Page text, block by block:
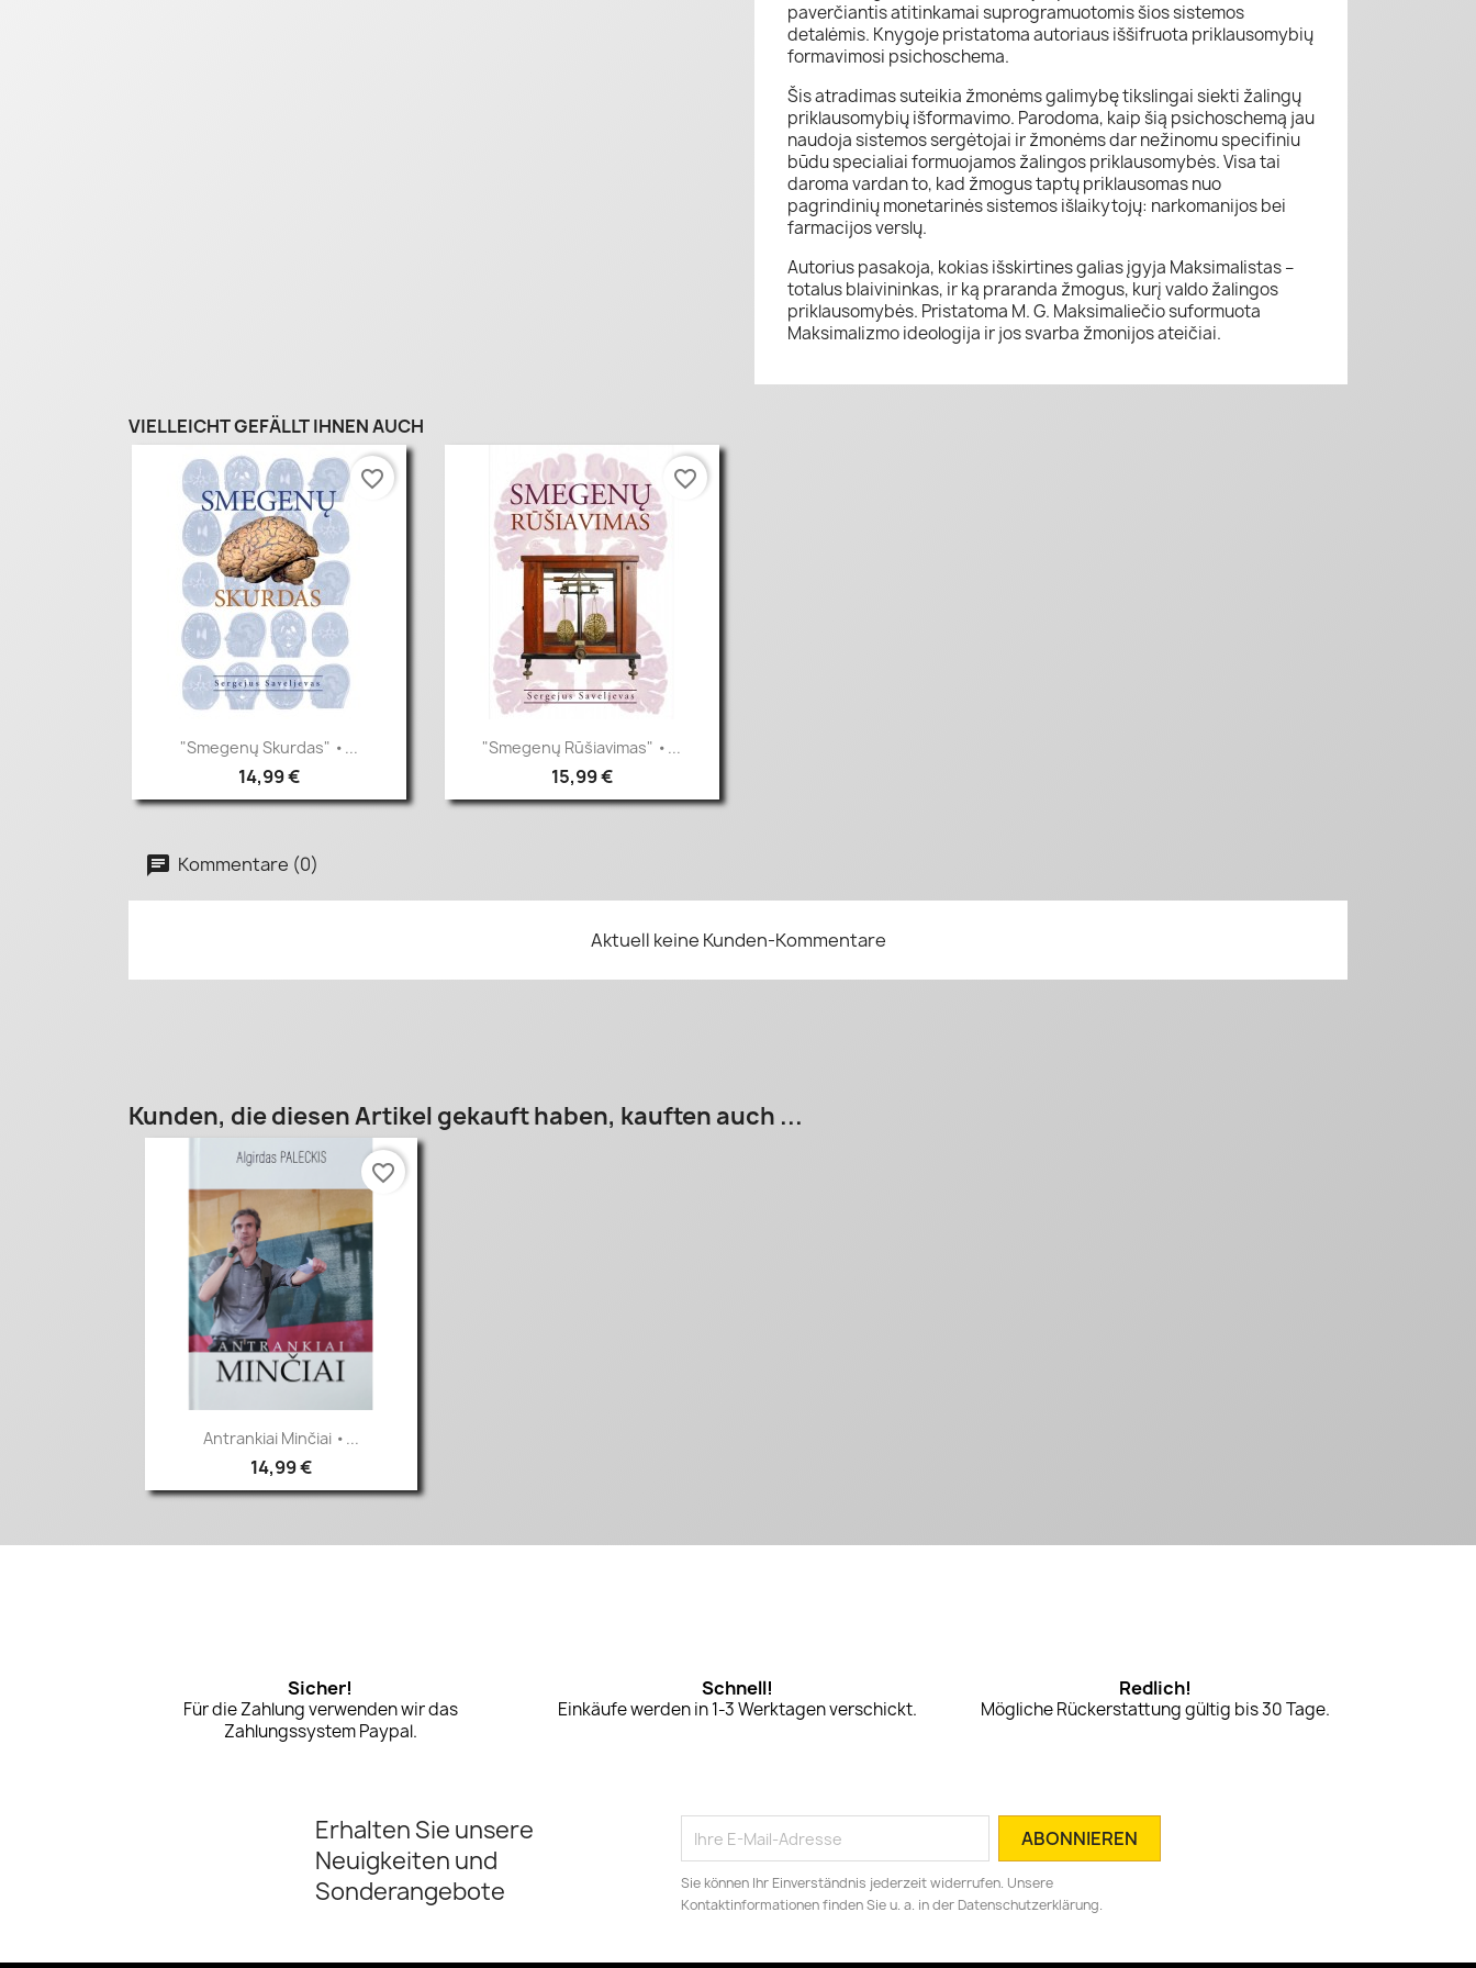
paverčiantis atitinkamai suprogramuotomis šios sistemos
detalėmis. Knygoje pristatoma autoriaus iššifruota priklausomybių
formavimosi psichoschema.
Šis atradimas suteikia žmonėms galimybę tikslingai siekti žalingų
priklausomybių išformavimo. Parodoma, kaip šią psichoschemą jau
naudoja sistemos sergėtojai ir žmonėms dar nežinomu specifiniu
būdu specialiai formuojamos žalingos priklausomybės. Visa tai
daroma vardan to, kad žmogus taptų priklausomas nuo
pagrindinių monetarinės sistemos išlaikytojų: narkomanijos bei
farmacijos verslų.
Autorius pasakoja, kokias išskirtines galias įgyja Maksimalistas –
totalus blaivininkas, ir ką praranda žmogus, kurį valdo žalingos
priklausomybės. Pristatoma M. G. Maksimaliečio suformuota
Maksimalizmo ideologija ir jos svarba žmonijos ateičiai.
VIELLEICHT GEFÄLLT IHNEN AUCH
Vorschau
"Smegenų Skurdas" •...
14,99 €
favorite_border
Vorschau
"Smegenų Rūšiavimas" •...
15,99 €
favorite_border
Kommentare (0)
Aktuell keine Kunden-Kommentare
Kunden, die diesen Artikel gekauft haben, kauften auch ...
Vorschau
Antrankiai Minčiai •...
14,99 €
favorite_border
Sicher!
Für die Zahlung verwenden wir das
Zahlungssystem Paypal.
Schnell!
Einkäufe werden in 1-3 Werktagen verschickt.
Redlich!
Mögliche Rückerstattung gültig bis 30 Tage.
Erhalten Sie unsere
Neuigkeiten und
Sonderangebote
Sie können Ihr Einverständnis jederzeit widerrufen. Unsere
Kontaktinformationen finden Sie u. a. in der Datenschutzerklärung.